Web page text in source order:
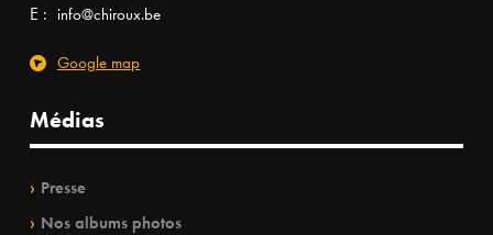
E : info@chiroux.be
Google map
Médias
Presse
Nos albums photos